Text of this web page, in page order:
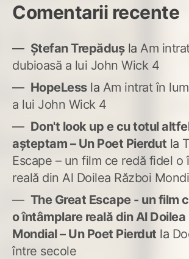
Comentarii recente
Ștefan Trepădușla Am
dubioasă a lui John Wick 4
HopeLessla Am intrat în
a lui John Wick 4
Don't look up e cu totul
așteptam – Un Poet Pierdut la
Escape – un film ce redă fidel o
reală din Al Doilea Război
The Great Escape - un film
o întâmplare reală din Al Doilea
Mondial – Un Poet Pierdut la
între secole